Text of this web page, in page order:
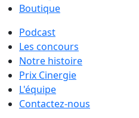
Boutique
Podcast
Les concours
Notre histoire
Prix Cinergie
L'équipe
Contactez-nous